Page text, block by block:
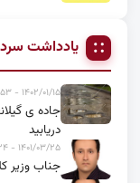
یادداشت
۱۴۰۲/۰۱/۱۵ - ۱۱:۵۳
جاده ی
دریابید
۱۴۰۱/۰۳/۲۵ - ۲۱:۲۴
جناب وزیر